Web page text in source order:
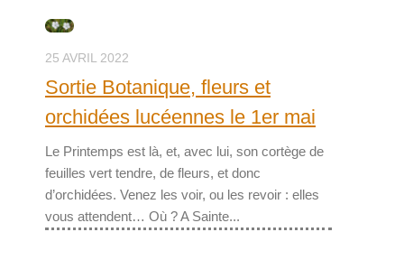
25 AVRIL 2022
Sortie Botanique, fleurs et
orchidées lucéennes le 1er mai
Le Printemps est là, et, avec lui, son cortège de
feuilles vert tendre, de fleurs, et donc
d’orchidées. Venez les voir, ou les revoir : elles
vous attendent… Où ? A Sainte...